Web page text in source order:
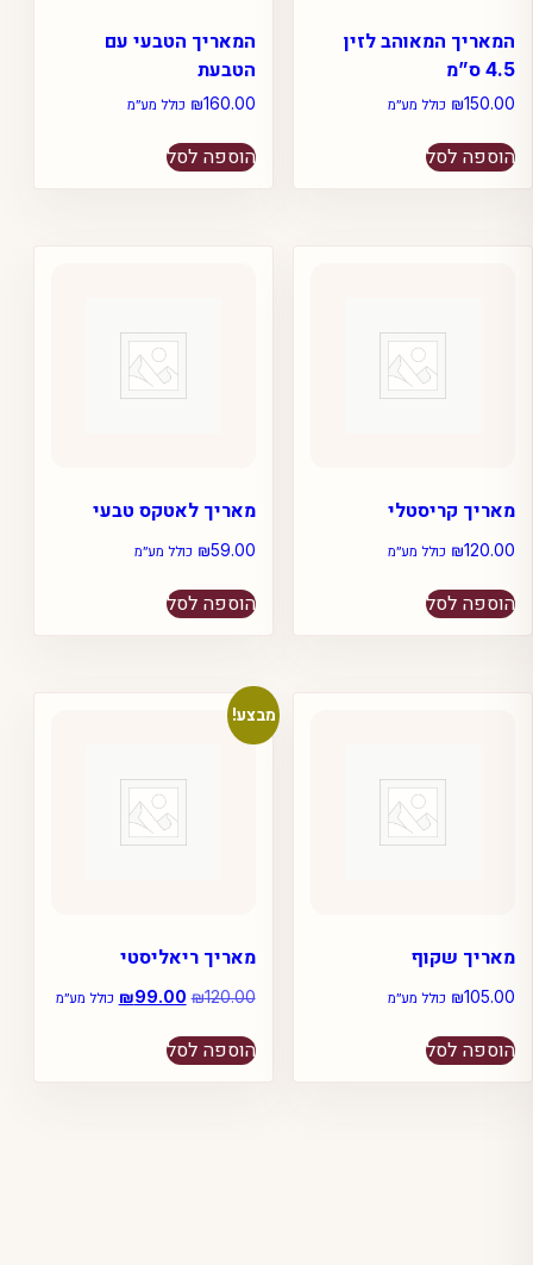
המאריך הטבעי עם
הטבעת
₪160.00 כולל מע״מ
הוספה לסל
המאריך המאוהב לזין
4.5 ס”מ
₪150.00 כולל מע״מ
הוספה לסל
מאריך לאטקס טבעי
₪59.00 כולל מע״מ
הוספה לסל
מאריך קריסטלי
₪120.00 כולל מע״מ
הוספה לסל
מבצע!
מאריך ריאליסטי
₪120.00
המחיר
היה:
₪120.00.
₪99.00
המחיר
כולל מע״מ
הוספה לסל
מאריך שקוף
₪105.00 כולל מע״מ
הוספה לסל